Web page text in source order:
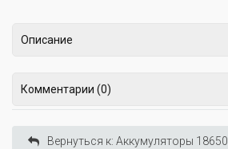
Описание
Комментарии (0)
Вернуться к: Аккумуляторы 18650